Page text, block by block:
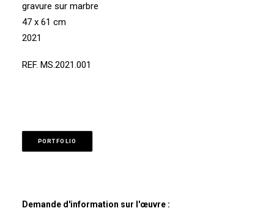
gravure sur marbre
47 x 61 cm
2021
REF. MS.2021.001
PORTFOLIO
Demande d'information sur l'œuvre :